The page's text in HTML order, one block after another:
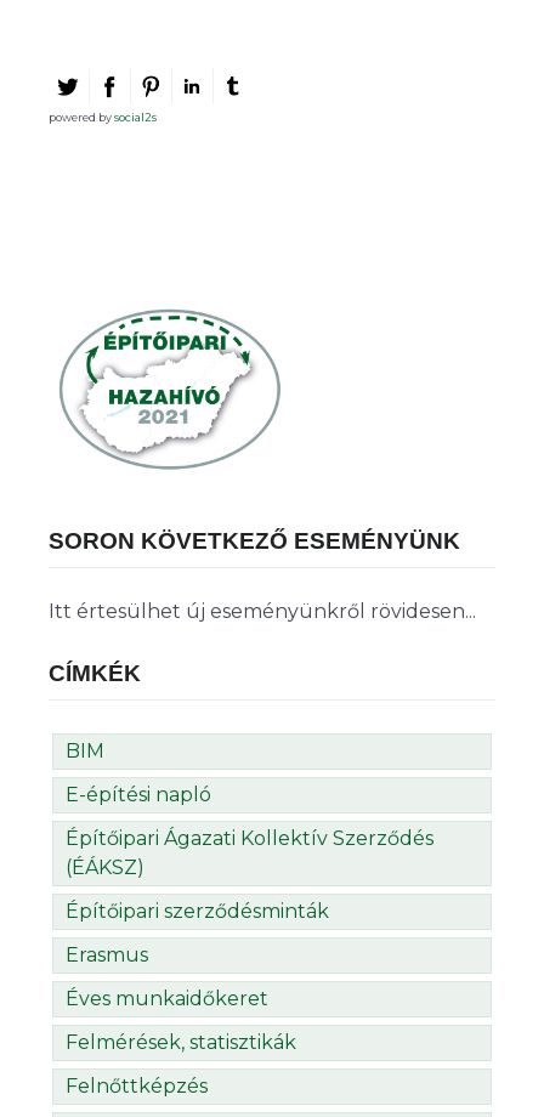
powered bysocial2s
SORON KÖVETKEZŐ ESEMÉNYÜNK
Itt értesülhet új eseményünkről rövidesen...
CÍMKÉK
BIM
E-építési napló
Építőipari Ágazati Kollektív Szerződés
(ÉÁKSZ)
Építőipari szerződésminták
Erasmus
Éves munkaidőkeret
Felmérések, statisztikák
Felnőttképzés